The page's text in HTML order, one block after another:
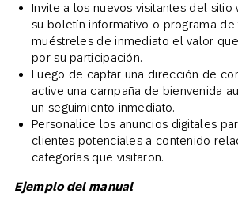
Invite a los nuevos visitantes del sitio
su boletín informativo o programa
muéstreles de inmediato el valor
por su participación.
Luego de captar una dirección de
active una campaña de bienvenida
un seguimiento inmediato.
Personalice los anuncios digitales
clientes potenciales a contenido
categorías que visitaron.
Ejemplo del manual